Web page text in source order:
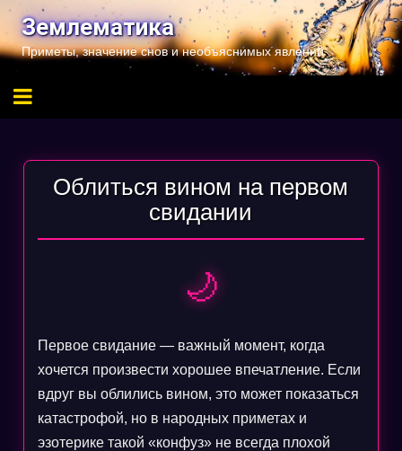
Перейти
содержимому
Землематика
Приметы, значение снов и необъяснимых явлений
Облиться вином на первом
свидании
🌙
Первое свидание — важный момент, когда
хочется произвести хорошее впечатление. Если
вдруг вы облились вином, это может показаться
катастрофой, но в народных приметах и
эзотерике такой «конфуз» не всегда плохой